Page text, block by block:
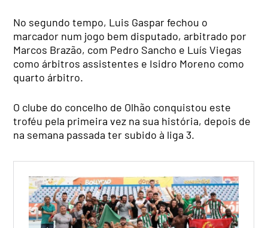
No segundo tempo, Luis Gaspar fechou o
marcador num jogo bem disputado, arbitrado por
Marcos Brazão, com Pedro Sancho e Luís Viegas
como árbitros assistentes e Isidro Moreno como
quarto árbitro.
O clube do concelho de Olhão conquistou este
troféu pela primeira vez na sua história, depois de
na semana passada ter subido à liga 3.